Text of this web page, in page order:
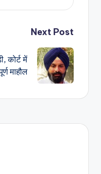
Next Post
कोर्ट में
माहौल